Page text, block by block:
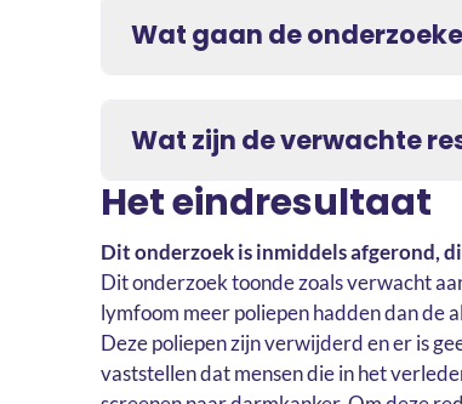
Wat gaan de
Wat zijn de verwachte
Het eindresultaat
Dit onderzoek is inmiddels afgerond,
Dit onderzoek toonde zoals verwacht
lymfoom meer poliepen hadden dan de
Deze poliepen zijn verwijderd en er is
vaststellen dat mensen die in het